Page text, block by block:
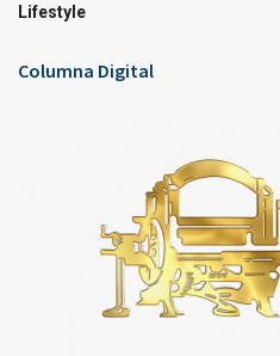
Lifestyle
Columna Digital